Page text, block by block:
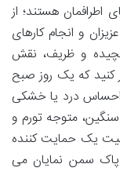
اطرافمان هستند؛ از
و انجام کارهای
و ظریف، نقش
کنید که یک روز صبح
درد یا خشکی
متوجه تورم و
یک حمایت کننده
سمن نمایان می